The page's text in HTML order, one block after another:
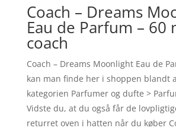
Coach – Dreams
Eau de Parfum – 60
coach
Coach – Dreams Moonlight Eau de
kan man finde her i shoppen blandt
kategorien Parfumer og dufte >
Vidste du, at du også får de
returret oven i hatten når du køber